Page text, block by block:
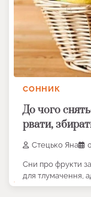
СОННИК
До чого
рвати,
Стецько Яна
Сни про фрукти
для тлумачення,